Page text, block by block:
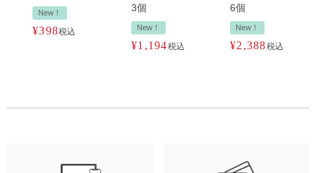
New！
¥398税込
3個
New！
¥1,194税込
6個
New！
¥2,388税込